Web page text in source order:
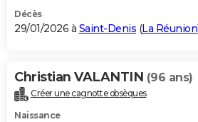
Décès
29/01/2026 à Saint-Denis (La Réunion
Christian VALANTIN (96 ans)
Créer une cagnotte obsèques
Naissance